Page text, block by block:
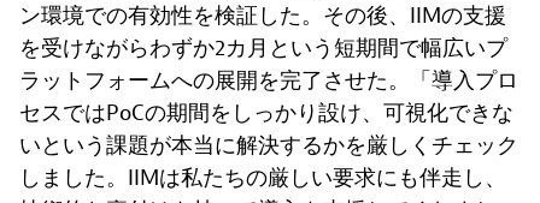
ン環境での有効性を検証した。その後、IIMの支援
を受けながらわずか2カ月という短期間で幅広いプ
ラットフォームへの展開を完了させた。「導入プロ
セスではPoCの期間をしっかり設け、可視化できな
いという課題が本当に解決するかを厳しくチェック
しました。IIMは私たちの厳しい要求にも伴走し、